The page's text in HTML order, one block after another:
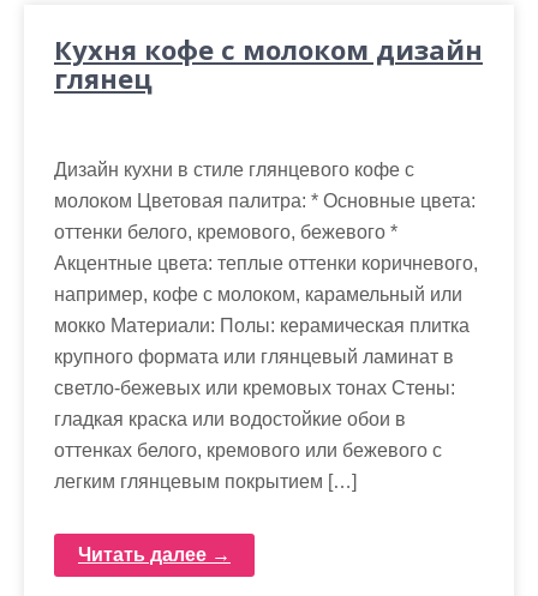
Кухня кофе с молоком дизайн
глянец
Дизайн кухни в стиле глянцевого кофе с
молоком Цветовая палитра: * Основные цвета:
оттенки белого, кремового, бежевого *
Акцентные цвета: теплые оттенки коричневого,
например, кофе с молоком, карамельный или
мокко Материали: Полы: керамическая плитка
крупного формата или глянцевый ламинат в
светло-бежевых или кремовых тонах Стены:
гладкая краска или водостойкие обои в
оттенках белого, кремового или бежевого с
легким глянцевым покрытием […]
Читать далее →